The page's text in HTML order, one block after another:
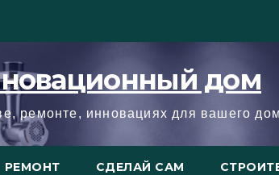
дом
ремонте, инновациях для вашего
РЕМОНТ СДЕЛАЙ САМ